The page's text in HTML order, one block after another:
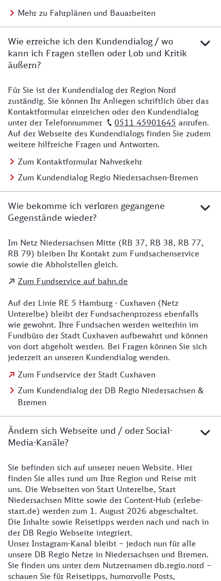
Mehr zu Fahrplänen und Bauarbeiten
Wie erreiche ich den Kundendialog / wo
kann ich Fragen stellen oder Lob und Kritik
äußern?
Details zu Kontakt
Für Sie ist der Kundendialog der Region Nord
zuständig. Sie können Ihr Anliegen schriftlich über das
Kontaktformular einreichen oder den Kundendialog
unter der Telefonnummer
0511 45901645 anrufen.
Auf der Webseite des Kundendialogs finden Sie zudem
weitere hilfreiche Fragen und Antworten.
Zum Kontaktformular Nahverkehr
Zum Kundendialog Regio Niedersachsen-Bremen
Wie bekomme ich verloren gegangene
Gegenstände wieder?
Details zu Kontakt
Im Netz Niedersachsen Mitte (RB 37, RB 38, RB 77,
RB 79) bleiben Ihr Kontakt zum Fundsachenservice
sowie die Abholstellen gleich.
Zum Fundservice auf bahn.de
Auf der Linie RE 5 Hamburg - Cuxhaven (Netz
Unterelbe) bleibt der Fundsachenprozess ebenfalls
wie gewohnt. Ihre Fundsachen werden weiterhin im
Fundbüro der Stadt Cuxhaven aufbewahrt und können
von dort abgeholt werden. Bei Fragen können Sie sich
jederzeit an unseren Kundendialog wenden.
Zum Fundservice der Stadt Cuxhaven
Zum Kundendialog der DB Regio Niedersachsen &
Bremen
Ändern sich Webseite und / oder Social-
Media-Kanäle?
Details zur Website
Sie befinden sich auf unserer neuen Website. Hier
finden Sie alles rund um Ihre Region und Reise mit
uns. Die Webseiten von Start Unterelbe, Start
Niedersachsen Mitte sowie der Content-Hub (erlebe-
start.de) werden zum 1. August 2026 abgeschaltet.
Die Inhalte sowie Reisetipps werden nach und nach in
der DB Regio Webseite integriert.
Unser Instagram-Kanal bleibt – jedoch nun für alle
unsere DB Regio Netze in Niedersachsen und Bremen.
Sie finden uns unter dem Nutzernamen db.regio.nord –
schauen Sie für Reisetipps, humorvolle Posts,